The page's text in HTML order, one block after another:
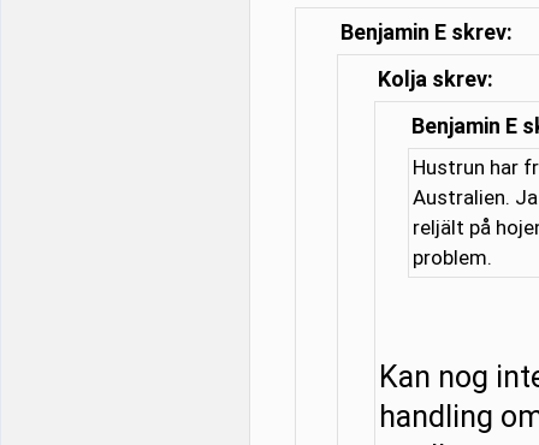
Benjamin E skrev:
Kolja skrev:
Benjamin E
Hustrun har
Australien.
reljält på
problem.
Kan nog
handling